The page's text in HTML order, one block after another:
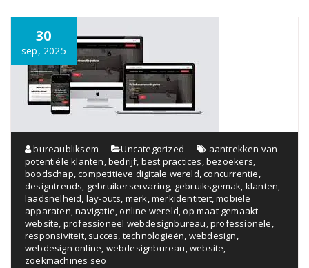
30
sep, 2025
bureaubliksem Uncategorized
aantrekken van
potentiële klanten,bedrijf, best practices,bezoekers,
boodschap,competitieve digitale wereld,concurrentie,
designtrends, gebruikerservaring, gebruiksgemak, klanten,
laadsnelheid, lay-outs, merk,merkidentiteit,mobiele
apparaten,navigatie,online wereld,op maat gemaakt
website, professioneel webdesignbureau,professionele,
responsiviteit, succes, technologieën, webdesign,
webdesign online, webdesignbureau,website,
zoekmachines seo